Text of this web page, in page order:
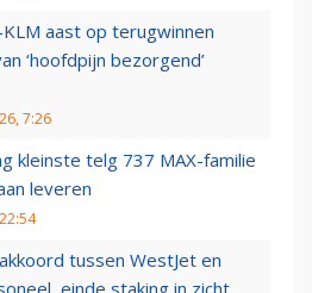
KLM aast op terugwinnen
‘hoofdpijn bezorgend’
7:26
kleinste telg 737 MAX-familie
leveren
tussen WestJet en
einde staking in zicht